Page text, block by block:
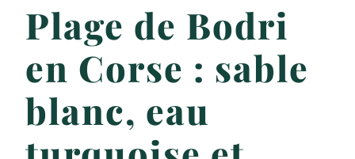
Plage de Bodri
en Corse : sable
blanc, eau